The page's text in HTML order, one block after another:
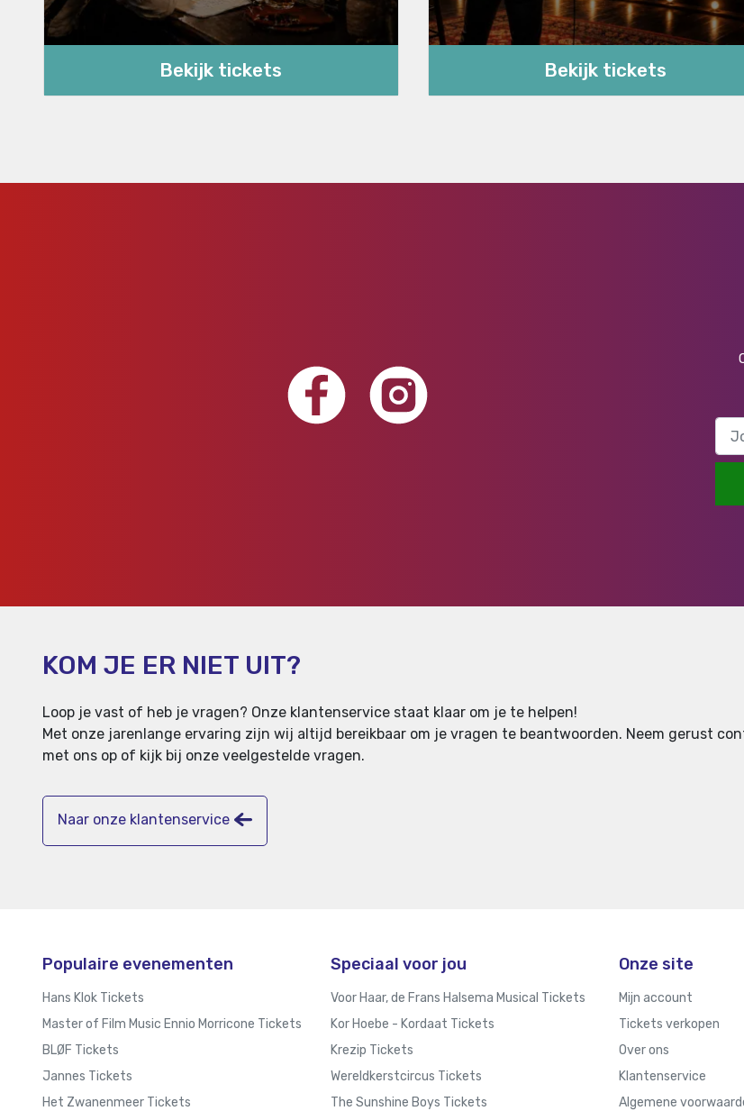
Bekijk tickets Bekijk tickets
KOM JE ER NIET UIT?
Loop je vast of heb je vragen? Onze klantenservice staat klaar om je te helpen!
Met onze jarenlange ervaring zijn wij altijd bereikbaar om je vragen te beantwoorden. Neem gerust
met ons op of kijk bij onze veelgestelde vragen.
Naar onze klantenservice
Populaire evenementen
Hans Klok Tickets
Master of Film Music Ennio Morricone Tickets
BLØF Tickets
Jannes Tickets
Het Zwanenmeer Tickets
Speciaal voor jou
Voor Haar, de Frans Halsema Musical Tickets
Kor Hoebe - Kordaat Tickets
Krezip Tickets
Wereldkerstcircus Tickets
The Sunshine Boys Tickets
Onze site
Mijn account
Tickets verkopen
Over ons
Klantenservice
Algemene